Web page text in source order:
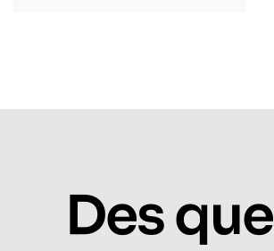
Des